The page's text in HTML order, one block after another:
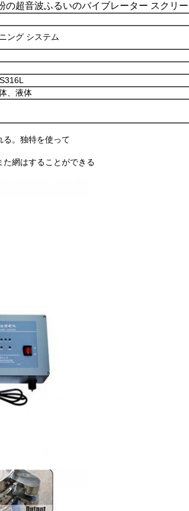
の超音波ふるいのバイブレーター スクリ
ング システム
、液体
る。独特を使って
網はすることができる